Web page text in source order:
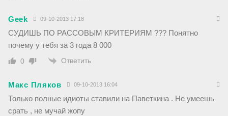
Geek 09-10-2013 17:18
СУДИШЬ ПО РАССОВЫМ КРИТЕРИЯМ ??? Понятно
почему у тебя за 3 года 8 000
0 Ответить
Макс Пляков 09-10-2013 16:04
Только полные идиоты ставили на Паветкина . Не умеешь
срать , не мучай жопу